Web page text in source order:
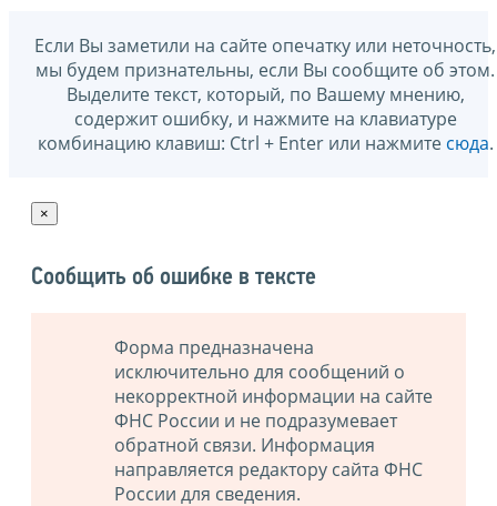
Если Вы заметили на сайте опечатку или неточность,
мы будем признательны, если Вы сообщите об этом.
Выделите текст, который, по Вашему мнению,
содержит ошибку, и нажмите на клавиатуре
комбинацию клавиш: Ctrl + Enter или нажмите сюда.
×
Сообщить об ошибке в тексте
Форма предназначена
исключительно для сообщений о
некорректной информации на сайте
ФНС России и не подразумевает
обратной связи. Информация
направляется редактору сайта ФНС
России для сведения.